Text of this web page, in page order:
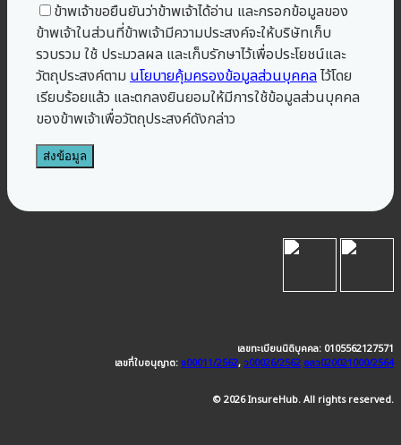
ข้าพเจ้าขอยืนยันว่าข้าพเจ้าได้อ่าน และกรอกข้อมูลของ
ข้าพเจ้าในส่วนที่ข้าพเจ้ามีความประสงค์จะให้บริษัทเก็บ
รวบรวม ใช้ ประมวลผล และเก็บรักษาไว้เพื่อประโยชน์และ
วัตถุประสงค์ตาม นโยบายคุ้มครองข้อมูลส่วนบุคคลไว้โดย
เรียบร้อยแล้ว และตกลงยินยอมให้มีการใช้ข้อมูลส่วนบุคคล
ของข้าพเจ้าเพื่อวัตถุประสงค์ดังกล่าว
เลขทะเบียนนิติบุคคล: 0105562127571
เลขที่ใบอนุญาต: ช00011/2562,ว00026/2562 อลว020021000/2564
© 2026 InsureHub. All rights reserved.